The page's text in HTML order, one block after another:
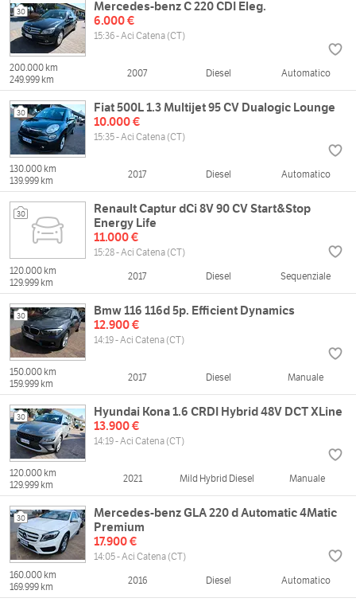
30
Mercedes-benz C 220 CDI Eleg.
6.000 €
15:36 - Aci Catena (CT)
200.000 km
249.999 km
2007 Diesel Automatico
30
Fiat 500L 1.3 Multijet 95 CV Dualogic Lounge
10.000 €
15:35 - Aci Catena (CT)
130.000 km
139.999 km
2017 Diesel Automatico
30
Renault Captur dCi 8V 90 CV Start&Stop
Energy Life
11.000 €
15:28 - Aci Catena (CT)
120.000 km
129.999 km
2017 Diesel Sequenziale
30
Bmw 116 116d 5p. Efficient Dynamics
12.900 €
14:19 - Aci Catena (CT)
150.000 km
159.999 km
2017 Diesel Manuale
30
Hyundai Kona 1.6 CRDI Hybrid 48V DCT XLine
13.900 €
14:19 - Aci Catena (CT)
120.000 km
129.999 km
2021 Mild Hybrid Diesel Manuale
30
Mercedes-benz GLA 220 d Automatic 4Matic
Premium
17.900 €
14:05 - Aci Catena (CT)
160.000 km
169.999 km
2016 Diesel Automatico